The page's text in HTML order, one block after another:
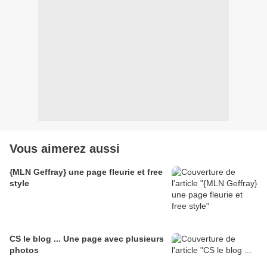
Vous aimerez aussi
{MLN Geffray} une page fleurie et free
style
CS le blog ... Une page avec plusieurs
photos